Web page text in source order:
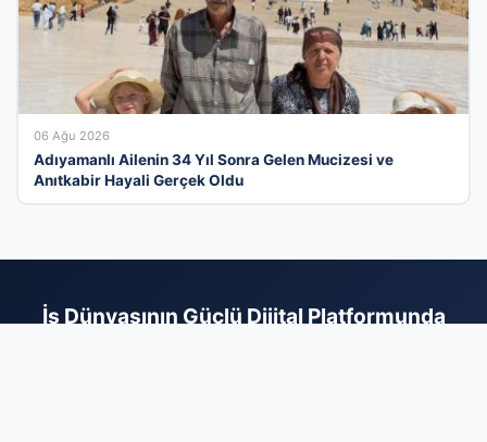
06 Ağu 2026
Adıyamanlı Ailenin 34 Yıl Sonra Gelen Mucizesi ve
Anıtkabir Hayali Gerçek Oldu
İş Dünyasının Güçlü Dijital Platformunda